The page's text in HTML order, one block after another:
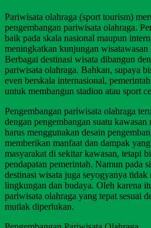
Pariwisata olahraga (sport tourism)
pengembangan pariwisata olahraga.
baik pada skala nasional maupun
meningkatkan kunjungan wisatawasan
Berbagai destinasi wisata dibangun
pariwisata olahraga. Bahkan, supaya
even berskala internasional,
untuk membangun stadion atau sport
Pengembangan pariwisata olahraga
dengan pengembangan suatu
harus menggunakan desain
memberikan manfaat dan dampak
masyarakat di sekitar kawasan, tetapi
pendapatan pemerintah. Namun pada
destinasi wisata juga seyogyanya tidak
lingkungan dan budaya. Oleh karena
pariwisata olahraga yang tepat sesuai
mutlak diperlukan.